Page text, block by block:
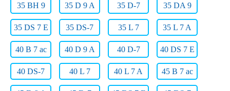
35 BH 9 35 D 9 A 35 D-7 35 DA 9
35 DS 7 E 35 DS-7 35 L 7 35 L 7 A
40 B 7 ac 40 D 9 A 40 D-7 40 DS 7 E
40 DS-7 40 L 7 40 L 7 A 45 B 7 ac